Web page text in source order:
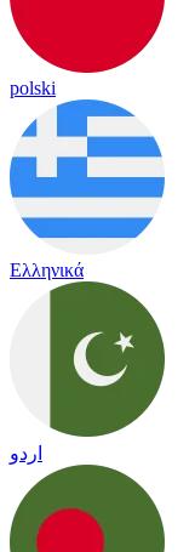
polski
Ελληνικά
اردو